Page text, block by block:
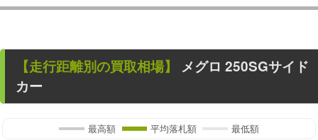
【走行距離別の買取相場】
メグロ 250SGサイド
カー
最高額 平均落札額 最低額